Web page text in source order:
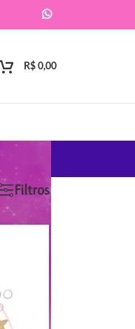
R$ 0,00
Filtros